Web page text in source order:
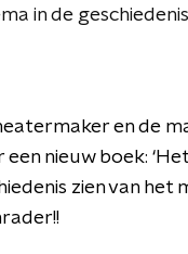
in de
en de
nieuw boek:
zien van het